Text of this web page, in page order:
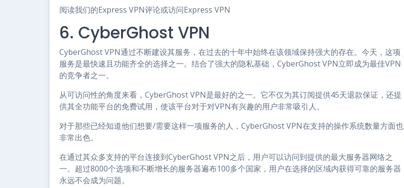
阅读我们的Express VPN评论或访问Express VPN
6. CyberGhost VPN
CyberGhost VPN通过不断建设其服务，在过去的十年中始终在该领域保持强大的存在。今天，这项
服务是最快速且功能齐全的选择之一。结合了强大的隐私基础，CyberGhost VPN立即成为最佳VPN
的竞争者之一。
从可访问性的角度来看，CyberGhost VPN是最好的之一。它不仅为其订阅提供45天退款保证，还提
供其全功能平台的免费试用，使该平台对于对VPN有兴趣的用户非常吸引人。
对于那些已经知道他们想要/需要这样一项服务的人，CyberGhost VPN在支持的操作系统数量方面也
非常出色。
在通过其众多支持的平台连接到CyberGhost VPN之后，用户可以访问到提供的最大服务器网络之
一。超过8000个选项和不断增长的服务器遍布100多个国家，用户在选择的区域内获得可靠的服务器
永远不会成为问题。